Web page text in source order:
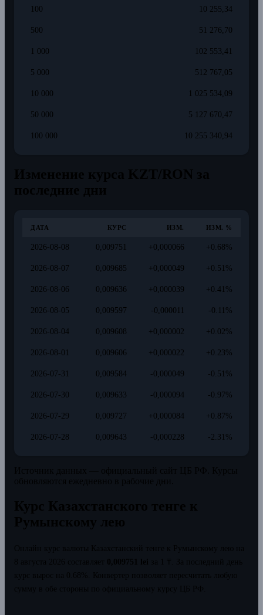
100 10 255,34
500 51 276,70
1 000 102 553,41
5 000 512 767,05
10 000 1 025 534,09
50 000 5 127 670,47
100 000 10 255 340,94
ДАТА КУРС ИЗМ. ИЗМ. %
2026-08-08 0,009751 +0,000066 +0.68%
2026-08-07 0,009685 +0,000049 +0.51%
2026-08-06 0,009636 +0,000039 +0.41%
2026-08-05 0,009597 -0,000011 -0.11%
2026-08-04 0,009608 +0,000002 +0.02%
2026-08-01 0,009606 +0,000022 +0.23%
2026-07-31 0,009584 -0,000049 -0.51%
2026-07-30 0,009633 -0,000094 -0.97%
2026-07-29 0,009727 +0,000084 +0.87%
2026-07-28 0,009643 -0,000228 -2.31%